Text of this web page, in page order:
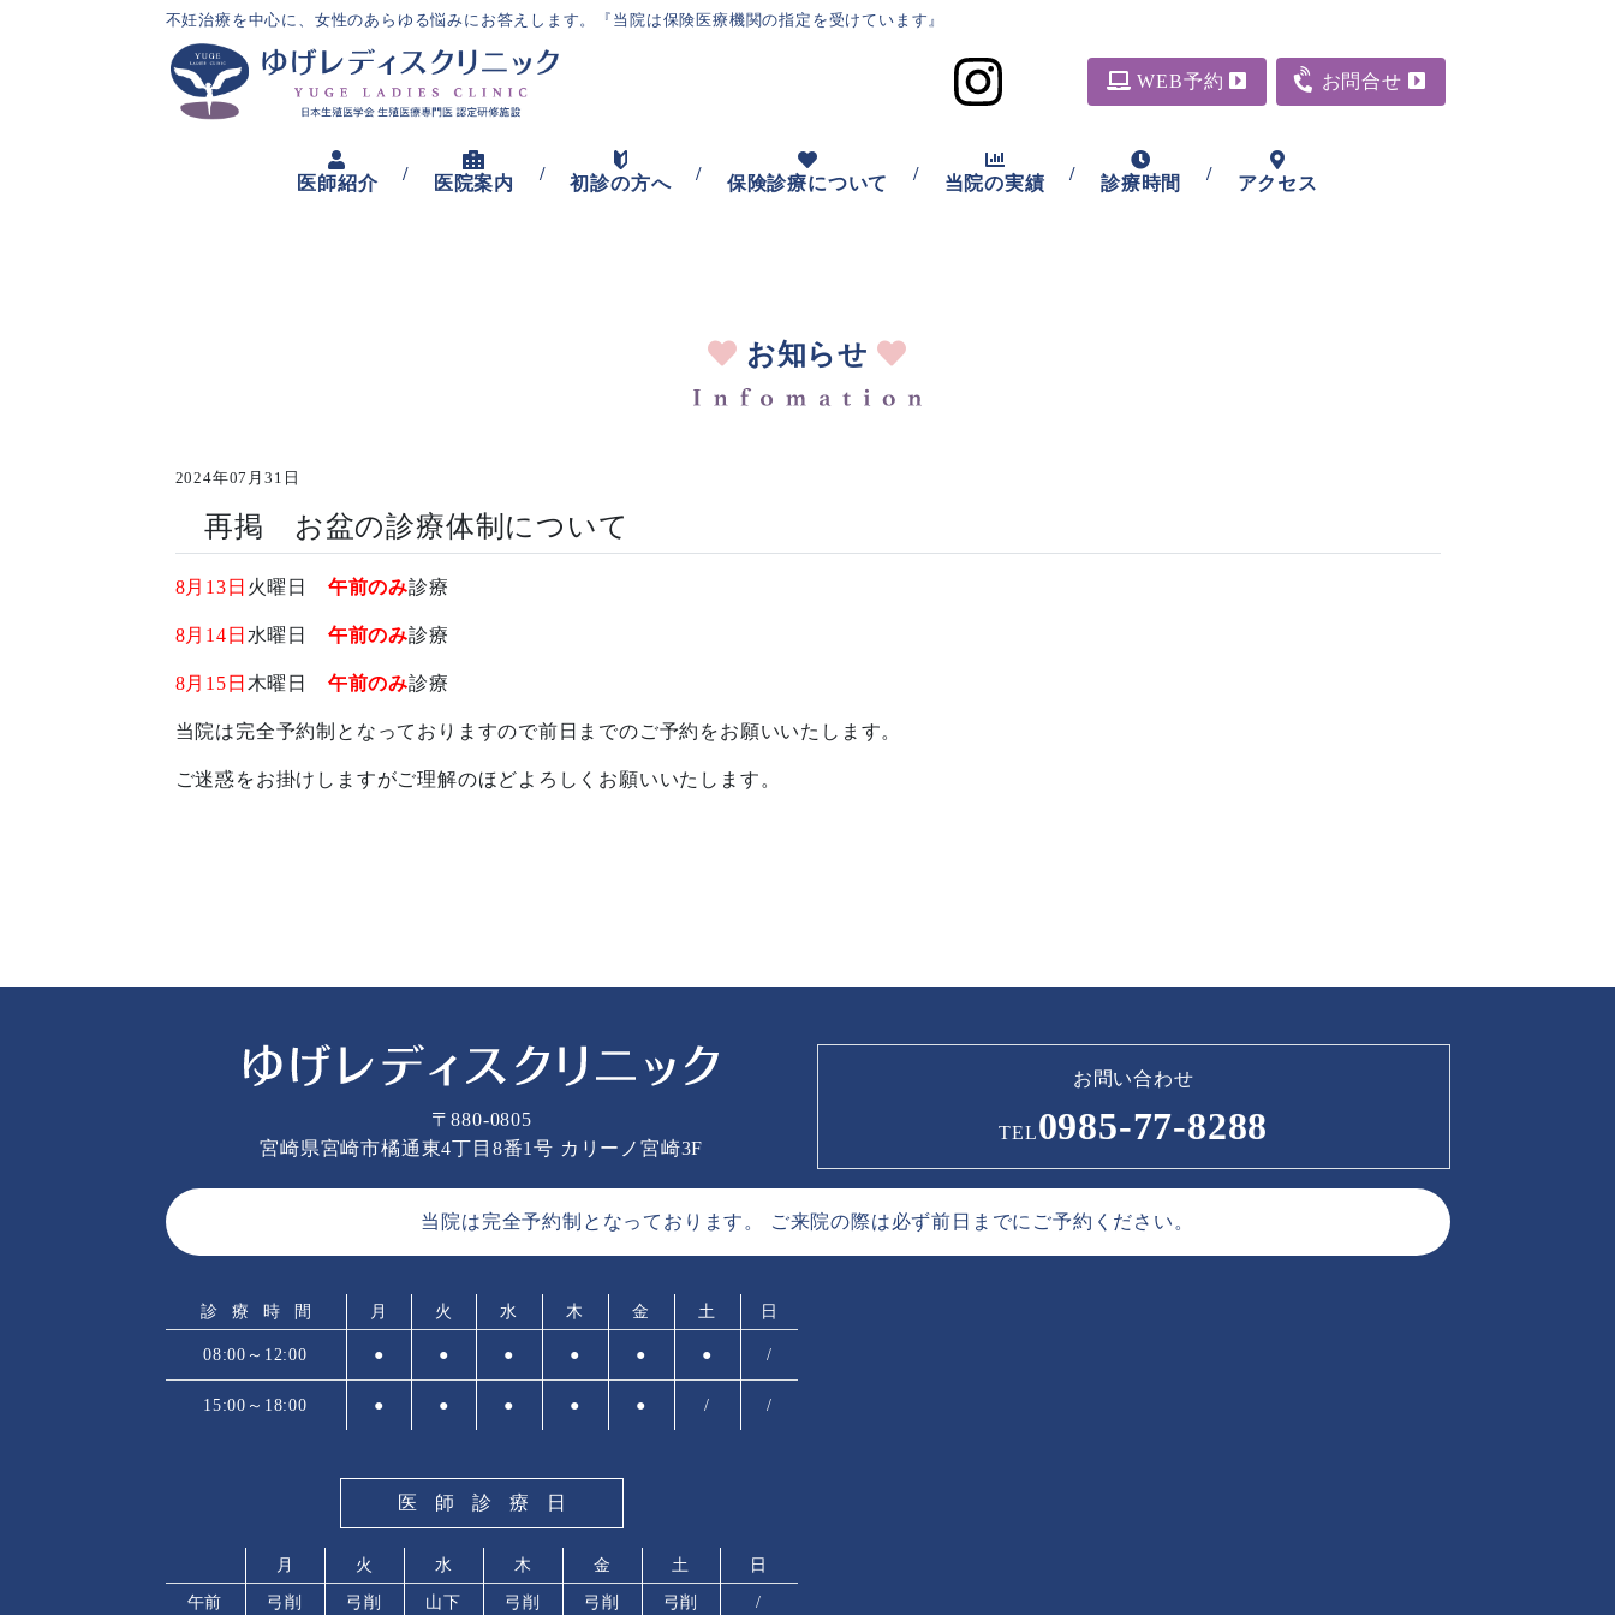
不妊治療を中心に、女性のあらゆる悩みにお答えします。 『当院は保険医療機関の指定を受けています』
WEB予約 お問合せ
医師紹介 / 医院案内 / 初診の方へ / 保険診療について / 当院の実績 / 診療時間 / アクセス
お知らせ
2024年07月31日
再掲 お盆の診療体制について
8月13日 火曜日 午前のみ診療
8月14日 水曜日 午前のみ診療
8月15日 木曜日 午前のみ診療
当院は完全予約制となっておりますので前日までのご予約をお願いいたします。
ご迷惑をお掛けしますがご理解のほどよろしくお願いいたします。
〒880-0805
宮崎県宮崎市橘通東4丁目8番1号 カリーノ宮崎3F
お問い合わせ
TEL0985-77-8288
当院は完全予約制と なっております。 ご来院の際は必ず前日までに ご予約ください。
診療時間 月 火 水 木 金 土 日
08:00～12:00 ● ● ● ● ● ● /
15:00～18:00 ● ● ● ● ● / /
医師診療日
月 火 水 木 金 土 日
午前 弓削 弓削 山下 弓削 弓削 弓削 /